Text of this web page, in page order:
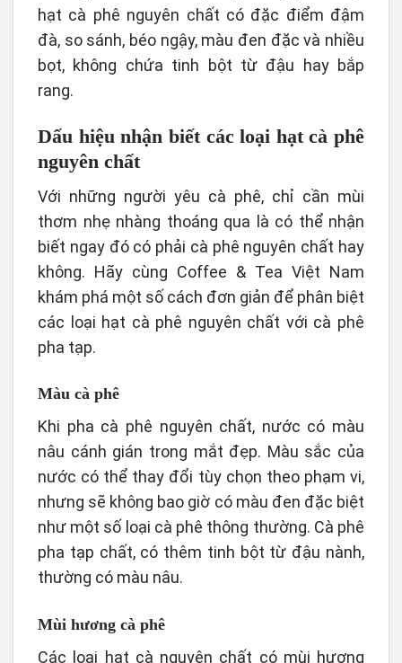
hạt cà phê nguyên chất có đặc điểm đậm
đà, so sánh, béo ngậy, màu đen đặc và nhiều
bọt, không chứa tinh bột từ đậu hay bắp
rang.
Dấu hiệu nhận biết các loại hạt cà phê
nguyên chất
Với những người yêu cà phê, chỉ cần mùi
thơm nhẹ nhàng thoáng qua là có thể nhận
biết ngay đó có phải cà phê nguyên chất hay
không. Hãy cùng Coffee & Tea Việt Nam
khám phá một số cách đơn giản để phân biệt
các loại hạt cà phê nguyên chất với cà phê
pha tạp.
Màu cà phê
Khi pha cà phê nguyên chất, nước có màu
nâu cánh gián trong mắt đẹp. Màu sắc của
nước có thể thay đổi tùy chọn theo phạm vi,
nhưng sẽ không bao giờ có màu đen đặc biệt
như một số loại cà phê thông thường. Cà phê
pha tạp chất, có thêm tinh bột từ đậu nành,
thường có màu nâu.
Mùi hương cà phê
Các loại hạt cà nguyên chất có mùi hương